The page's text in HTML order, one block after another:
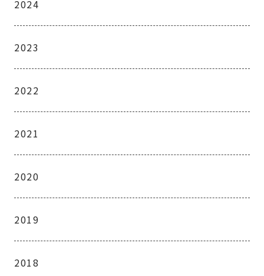
2024
2023
2022
2021
2020
2019
2018